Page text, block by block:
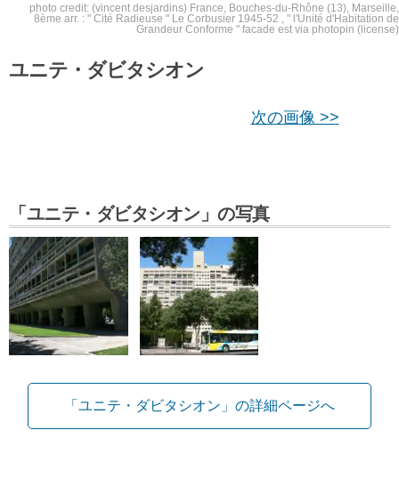
photo credit: (vincent desjardins) France, Bouches-du-Rhône (13), Marseille,
8ème arr. : " Cité Radieuse " Le Corbusier 1945-52 , " l'Unité d'Habitation de
Grandeur Conforme " facade est via photopin (license)
ユニテ・ダビタシオン
次の画像 >>
「ユニテ・ダビタシオン」の写真
「ユニテ・ダビタシオン」の詳細ページへ